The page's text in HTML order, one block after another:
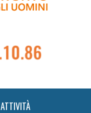
ATTIVITÀ